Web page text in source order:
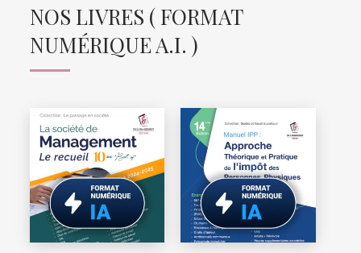
NOS LIVRES ( FORMAT
NUMÉRIQUE A.I. )